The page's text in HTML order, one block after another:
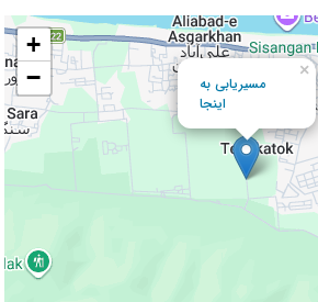
مسیریابی به
اینجا
×
+
−